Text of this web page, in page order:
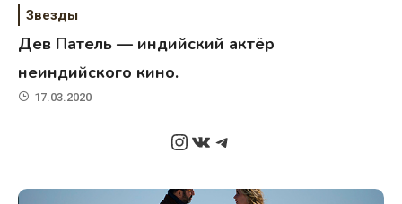
Звезды
Дев Патель — индийский актёр
неиндийского кино.
17.03.2020
Instagram
ВКонтакте
Telegram